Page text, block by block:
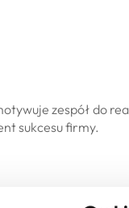
zespół do
sukcesu firmy.